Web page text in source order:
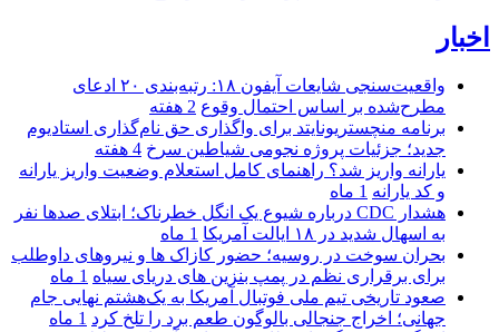
اخبار
واقعیت‌سنجی شایعات آیفون ۱۸: رتبه‌بندی ۲۰ ادعای
مطرح‌شده بر اساس احتمال وقوع 2 هفته
برنامه منچستریونایتد برای واگذاری حق نام‌گذاری استادیوم
جدید؛ جزئیات پروژه نجومی شیاطین سرخ 4 هفته
یارانه واریز شد؟ راهنمای کامل استعلام وضعیت واریز یارانه
و کد یارانه 1 ماه
هشدار CDC درباره شیوع یک انگل خطرناک؛ ابتلای صدها نفر
به اسهال شدید در ۱۸ ایالت آمریکا
1 ماه
بحران سوخت در روسیه؛ حضور کازاک‌ ها و نیروهای داوطلب
برای برقراری نظم در پمپ بنزین‌ های دریای سیاه 1 ماه
صعود تاریخی تیم ملی فوتبال آمریکا به یک‌هشتم نهایی جام
جهانی؛ اخراج جنجالی بالوگون طعم برد را تلخ کرد 1 ماه